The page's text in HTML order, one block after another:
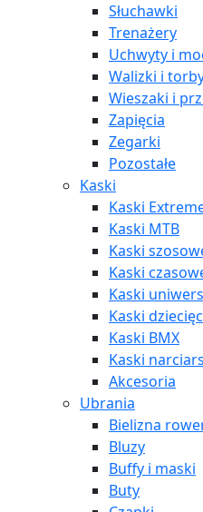
Słuchawki
Trenażery
Uchwyty i
Walizki i
Wieszaki i
Zapięcia
Zegarki
Pozostałe
Kaski
Kaski
Kaski MTB
Kaski
Kaski
Kaski
Kaski
Kaski BMX
Kaski
Akcesoria
Ubrania
Bielizna
Bluzy
Buffy i maski
Buty